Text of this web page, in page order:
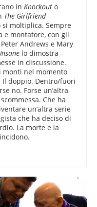
inKnockout o
The Girlfriend
si moltiplica. Sempre
e montatore, con gli
Andrews e Mary
lo dimostra -
in discussione.
monti nel momento
Il doppio. Dentro/fuori
no. Forse un’altra
Che ha
un’altra serie
che ha deciso di
La morte e la